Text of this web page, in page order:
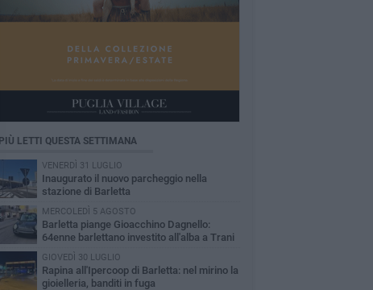
PIÙ LETTI QUESTA SETTIMANA
VENERDÌ 31 LUGLIO
Inaugurato il nuovo parcheggio nella
stazione di Barletta
MERCOLEDÌ 5 AGOSTO
Barletta piange Gioacchino Dagnello:
64enne barlettano investito all'alba a Trani
GIOVEDÌ 30 LUGLIO
Rapina all'Ipercoop di Barletta: nel mirino la
gioielleria, banditi in fuga